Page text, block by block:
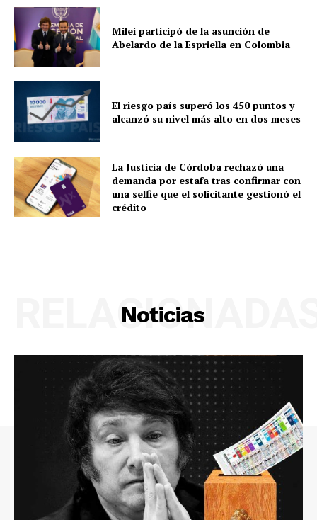
Milei participó de la asunción de
Abelardo de la Espriella en Colombia
El riesgo país superó los 450 puntos y
alcanzó su nivel más alto en dos meses
La Justicia de Córdoba rechazó una
demanda por estafa tras confirmar con
una selfie que el solicitante gestionó el
crédito
Noticias